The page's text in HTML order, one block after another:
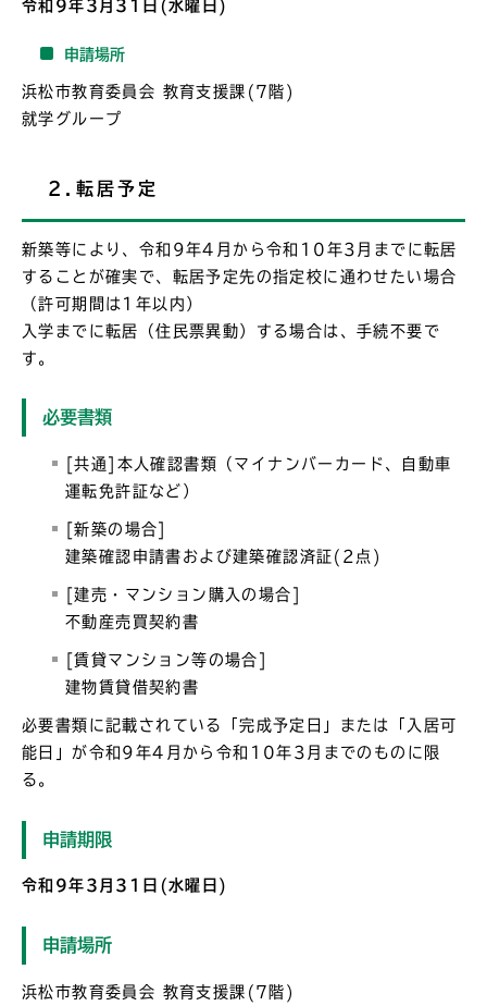
令和9年3月31日(水曜日)
申請場所
浜松市教育委員会 教育支援課(7階)
就学グループ
2.転居予定
新築等により、令和9年4月から令和10年3月までに転居
することが確実で、転居予定先の指定校に通わせたい場合
（許可期間は1年以内）
入学までに転居（住民票異動）する場合は、手続不要で
す。
必要書類
[共通]本人確認書類（マイナンバーカード、自動車
運転免許証など）
[新築の場合]
建築確認申請書および建築確認済証(2点)
[建売・マンション購入の場合]
不動産売買契約書
[賃貸マンション等の場合]
建物賃貸借契約書
必要書類に記載されている「完成予定日」または「入居可
能日」が令和9年4月から令和10年3月までのものに限
る。
申請期限
令和9年3月31日(水曜日)
申請場所
浜松市教育委員会 教育支援課(7階)